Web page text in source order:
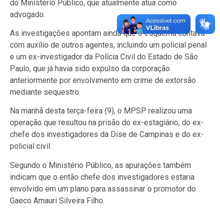
do Ministério Público, que atualmente atua como
advogado.
As investigações apontam ainda que o esquema contava
com auxílio de outros agentes, incluindo um policial penal
e um ex-investigador da Polícia Civil do Estado de São
Paulo, que já havia sido expulso da corporação
anteriormente por envolvimento em crime de extorsão
mediante sequestro.
Na manhã desta terça-feira (9), o MPSP realizou uma
operação que resultou na prisão do ex-estagiário, do ex-
chefe dos investigadores da Dise de Campinas e do ex-
policial civil.
Segundo o Ministério Público, as apurações também
indicam que o então chefe dos investigadores estaria
envolvido em um plano para assassinar o promotor do
Gaeco Amauri Silveira Filho.